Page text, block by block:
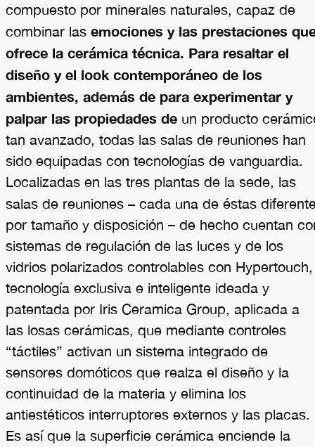
compuesto por minerales naturales, capaz de
combinar las emociones y las prestaciones
ofrece la cerámica técnica. Para resaltar el
diseño y el look contemporáneo de los
ambientes, además de para experimentar y
palpar las propiedades de un producto
tan avanzado, todas las salas de reuniones han
sido equipadas con tecnologías de vanguardia.
Localizadas en las tres plantas de la sede, las
salas de reuniones – cada una de éstas
por tamaño y disposición – de hecho cuentan
sistemas de regulación de las luces y de los
vidrios polarizados controlables con Hypertouch,
tecnología exclusiva e inteligente ideada y
patentada por Iris Ceramica Group, aplicada a
las losas cerámicas, que mediante controles
“táctiles” activan un sistema integrado de
sensores domóticos que realza el diseño y la
continuidad de la materia y elimina los
antiestéticos interruptores externos y las placas.
Es así que la superficie cerámica enciende la